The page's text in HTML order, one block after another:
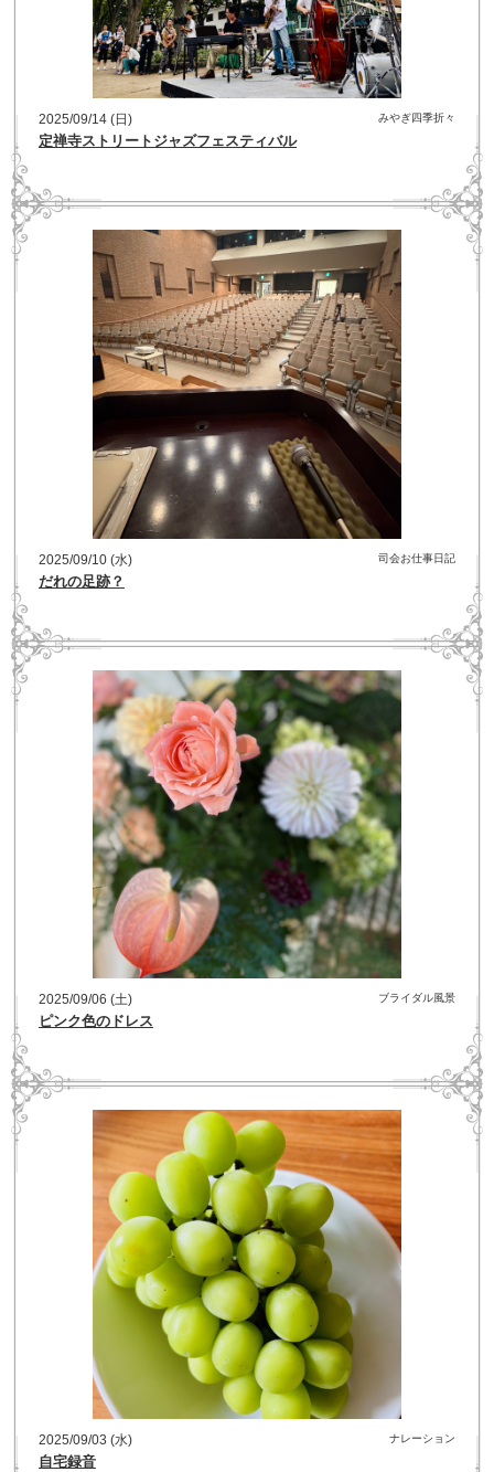
2025/09/14 (日) みやぎ四季折々
定禅寺ストリートジャズフェスティバル
2025/09/10 (水) 司会お仕事日記
だれの足跡？
2025/09/06 (土) ブライダル風景
ピンク色のドレス
2025/09/03 (水) ナレーション
自宅録音